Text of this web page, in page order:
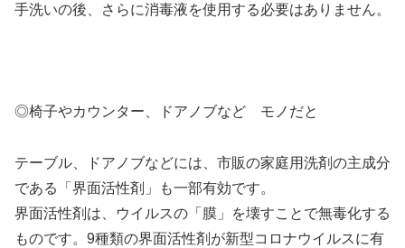
手洗いの後、さらに消毒液を使用する必要はありません。
◎椅子やカウンター、ドアノブなど モノだと
テーブル、ドアノブなどには、市販の家庭用洗剤の主成分
である「界面活性剤」も一部有効です。
界面活性剤は、ウイルスの「膜」を壊すことで無毒化する
ものです。9種類の界面活性剤が新型コロナウイルスに有